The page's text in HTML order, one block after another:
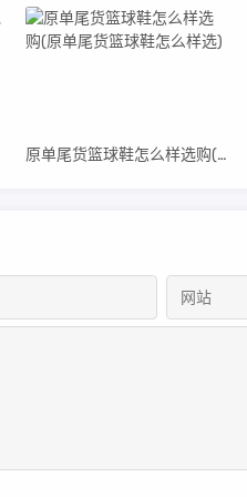
原单尾货篮球鞋怎么样选购(原单尾货篮球鞋怎么样选)